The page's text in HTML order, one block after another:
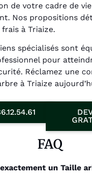
de votre cadre de
Nos propositions
à Triaize.
spécialisés sont
pour
Réclamez une
à Triaize
FAQ
un Taille